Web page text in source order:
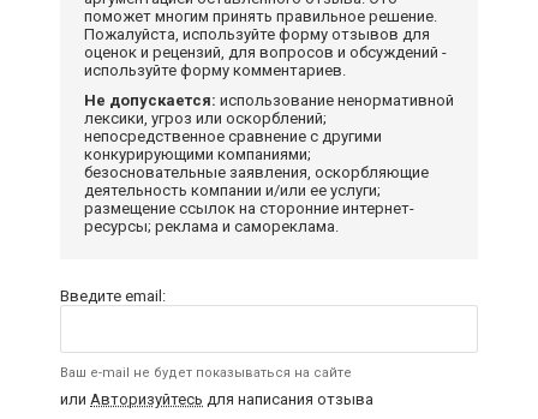
поможет многим принять правильное решение.
Пожалуйста, используйте форму отзывов для
оценок и рецензий, для вопросов и обсуждений -
используйте форму комментариев.
Не допускается: использование ненормативной
лексики, угроз или оскорблений;
непосредственное сравнение с другими
конкурирующими компаниями;
безосновательные заявления, оскорбляющие
деятельность компании и/или ее услуги;
размещение ссылок на сторонние интернет-
ресурсы; реклама и самореклама.
Введите email:
Ваш e-mail не будет показываться на сайте
или Авторизуйтесь для написания отзыва